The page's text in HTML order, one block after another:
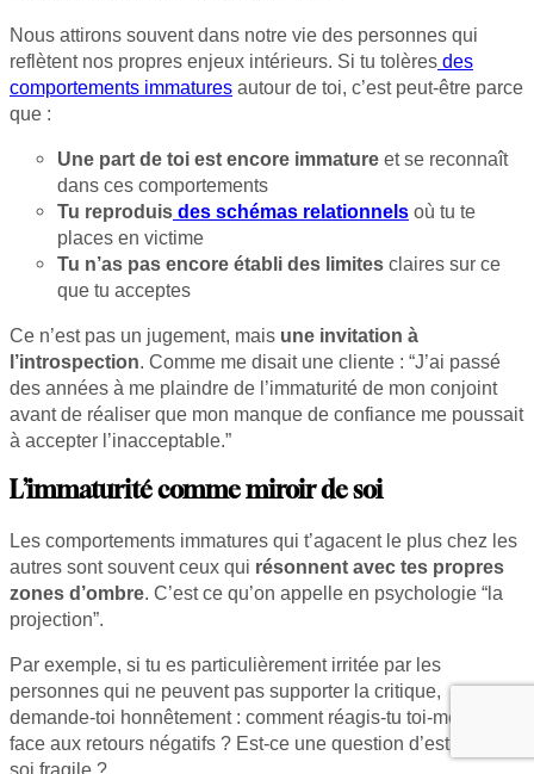
Nous attirons souvent dans notre vie des personnes qui
reflètent nos propres enjeux intérieurs. Si tu tolères des
comportements immatures autour de toi, c’est peut-être parce
que :
Une part de toi est encore immature et se reconnaît
dans ces comportements
Tu reproduis des schémas relationnels où tu te
places en victime
Tu n’as pas encore établi des limites claires sur ce
que tu acceptes
Ce n’est pas un jugement, mais une invitation à
l’introspection. Comme me disait une cliente : “J’ai passé
des années à me plaindre de l’immaturité de mon conjoint
avant de réaliser que mon manque de confiance me poussait
à accepter l’inacceptable.”
L’immaturité comme miroir de soi
Les comportements immatures qui t’agacent le plus chez les
autres sont souvent ceux qui résonnent avec tes propres
zones d’ombre. C’est ce qu’on appelle en psychologie “la
projection”.
Par exemple, si tu es particulièrement irritée par les
personnes qui ne peuvent pas supporter la critique,
demande-toi honnêtement : comment réagis-tu toi-même
face aux retours négatifs ? Est-ce une question d’estime de
soi fragile ?